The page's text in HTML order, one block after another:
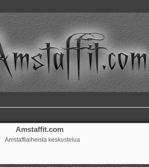
Amstaffit.com
Amstaffiaiheista keskustelua